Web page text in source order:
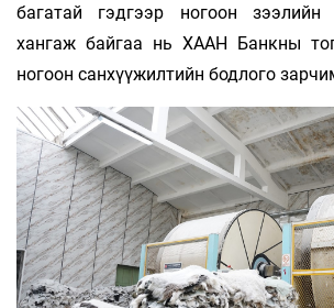
багатай гэдгээр ногоон
хангаж байгаа нь ХААН Банкны
ногоон санхүүжилтийн бодлого